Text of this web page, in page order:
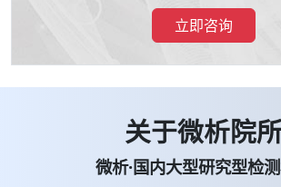
立即咨询
关于微析院
微析·国内大型研究型检